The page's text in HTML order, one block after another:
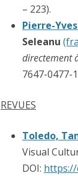
EL
– 223).
Pierre-Yves
Seleanu
directement
7647-0477-
REVUES
Toledo,
Visual
DOI: https://